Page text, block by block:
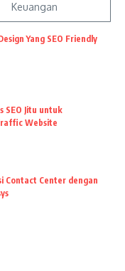
Keuangan
Yang SEO Friendly
SEO Jitu untuk
Website
Contact Center dengan